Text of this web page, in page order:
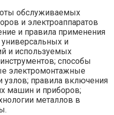
обслуживаемых
и электроаппаратов
и правила применения
и
и используемых
способы
электромонтажные
узлов; правила включения
машин и приборов;
металлов в